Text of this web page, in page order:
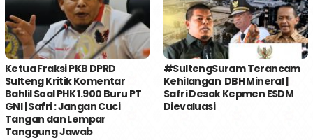
Ketua Fraksi PKB DPRD
Sulteng Kritik Komentar
Bahlil Soal PHK 1.900 Buru PT
GNI | Safri : Jangan Cuci
Tangan dan Lempar
Tanggung Jawab
#SultengSuram Terancam
Kehilangan DBH Mineral |
Safri Desak Kepmen ESDM
Dievaluasi